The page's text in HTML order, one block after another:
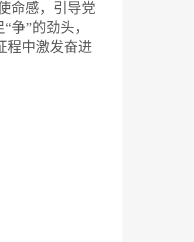
命感，引导党
争”的劲头，
程中激发奋进